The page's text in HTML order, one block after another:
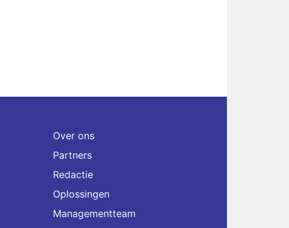
Over ons
Partners
Redactie
Oplossingen
Managementteam